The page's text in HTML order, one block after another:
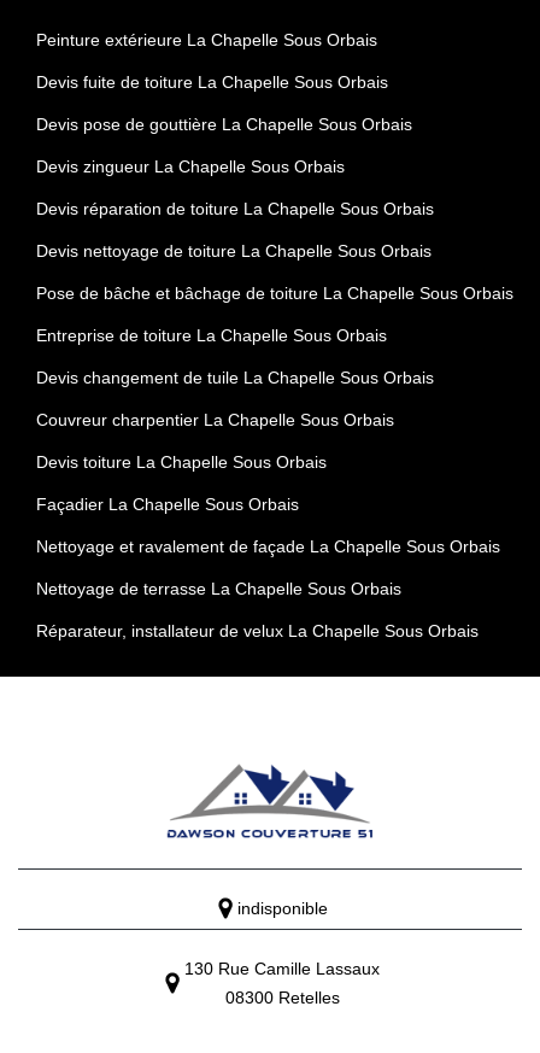
Peinture extérieure La Chapelle Sous Orbais
Devis fuite de toiture La Chapelle Sous Orbais
Devis pose de gouttière La Chapelle Sous Orbais
Devis zingueur La Chapelle Sous Orbais
Devis réparation de toiture La Chapelle Sous Orbais
Devis nettoyage de toiture La Chapelle Sous Orbais
Pose de bâche et bâchage de toiture La Chapelle Sous Orbais
Entreprise de toiture La Chapelle Sous Orbais
Devis changement de tuile La Chapelle Sous Orbais
Couvreur charpentier La Chapelle Sous Orbais
Devis toiture La Chapelle Sous Orbais
Façadier La Chapelle Sous Orbais
Nettoyage et ravalement de façade La Chapelle Sous Orbais
Nettoyage de terrasse La Chapelle Sous Orbais
Réparateur, installateur de velux La Chapelle Sous Orbais
indisponible
130 Rue Camille Lassaux
08300 Retelles